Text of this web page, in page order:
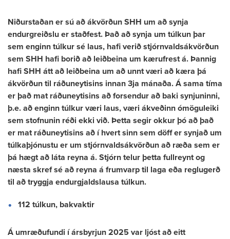
Niðurstaðan er sú að ákvörðun SHH um að synja
endurgreiðslu er staðfest. Það að synja um túlkun þar
sem enginn túlkur sé laus, hafi verið stjórnvaldsákvörðun
sem SHH hafi borið að leiðbeina um kærufrest á. Þannig
hafi SHH átt að leiðbeina um að unnt væri að kæra þá
ákvörðun til ráðuneytisins innan 3ja mánaða. Á sama tíma
er það mat ráðuneytisins að forsendur að baki synjuninni,
þ.e. að enginn túlkur væri laus, væri ákveðinn ómöguleiki
sem stofnunin réði ekki við. Þetta segir okkur þó að það
er mat ráðuneytisins að í hvert sinn sem döff er synjað um
túlkaþjónustu er um stjórnvaldsákvörðun að ræða sem er
þá hægt að láta reyna á. Stjórn telur þetta fullreynt og
næsta skref sé að reyna á frumvarp til laga eða reglugerð
til að tryggja endurgjaldslausa túlkun.
112 túlkun, bakvaktir
Á umræðufundi í ársbyrjun 2025 var ljóst að eitt